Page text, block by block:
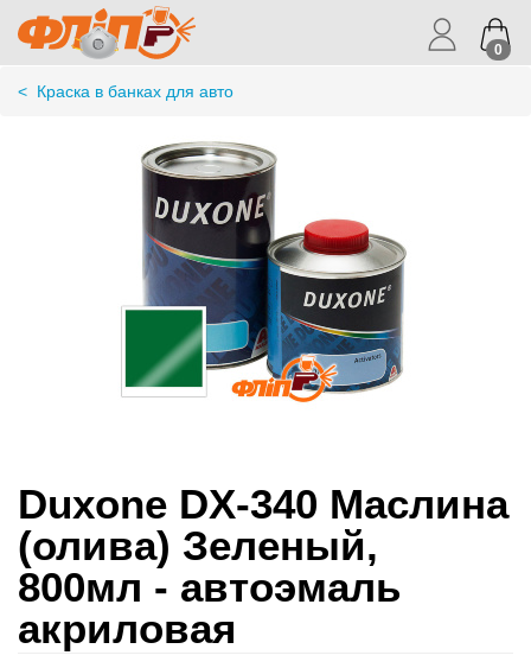
0
< Краска в банках для авто
Duxone DX-340 Маслина
(олива) Зеленый,
800мл - автоэмаль
акриловая